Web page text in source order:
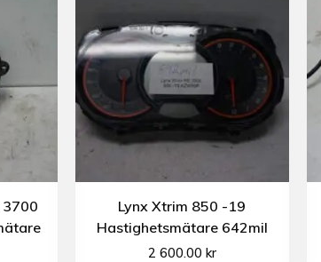
3700
Lynx Xtrim 850 -19
Hastighetsmätare 642mil
2 600.00 kr